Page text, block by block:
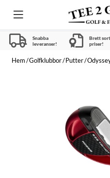
Snabba
leveranser!
Brett
priser!
Hem Golfklubbor Putter